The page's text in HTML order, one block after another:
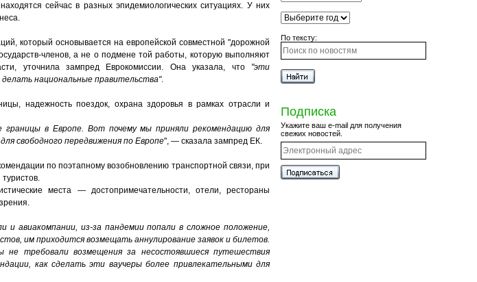
сейчас в разных эпидемиологических ситуациях. У них
который основывается на европейской совместной "дорожной
членов, а не о подмене той работы, которую выполняют
уточнила зампред Еврокомиссии. Она указала, что "эти
национальные правительства".
надежность поездок, охрана здоровья в рамках отрасли и
в Европе. Вот почему мы приняли рекомендацию для
свободного передвижения по Европе", — сказала зампред ЕК.
по поэтапному возобновлению транспортной связи, при
места — достопримечательности, отели, рестораны
авиакомпании, из-за пандемии попали в сложное положение,
им приходится возмещать аннулирование заявок и билетов.
требовали возмещения за несостоявшиеся путешествия
как сделать эти ваучеры более привлекательными для
По тексту:
Подписка
Укажите ваш e-mail для получения
свежих новостей.